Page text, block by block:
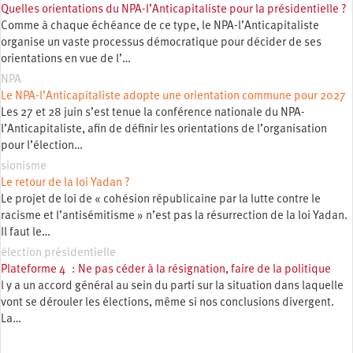
Quelles orientations du NPA-l’Anticapitaliste pour la présidentielle ?
Comme à chaque échéance de ce type, le NPA-l’Anticapitaliste
organise un vaste processus démocratique pour décider de ses
orientations en vue de l’…
NPA
Le NPA-l’Anticapitaliste adopte une orientation commune pour 2027
Les 27 et 28 juin s’est tenue la conférence nationale du NPA-
l’Anticapitaliste, afin de définir les orientations de l’organisation
pour l’élection…
sionisme
Le retour de la loi Yadan ?
Le projet de loi de « cohésion républicaine par la lutte contre le
racisme et l’antisémitisme » n’est pas la résurrection de la loi Yadan.
Il faut le…
élection présidentielle
Plateforme 4 : Ne pas céder à la résignation, faire de la politique
l y a un accord général au sein du parti sur la situation dans laquelle
vont se dérouler les élections, même si nos conclusions divergent.
La…